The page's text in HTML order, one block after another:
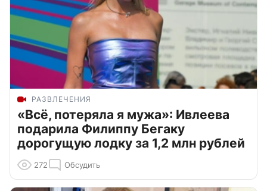
РАЗВЛЕЧЕНИЯ
«Всё, потеряла я мужа»: Ивлеева
подарила Филиппу Бегаку
дорогущую лодку за 1,2 млн рублей
272 Обсудить